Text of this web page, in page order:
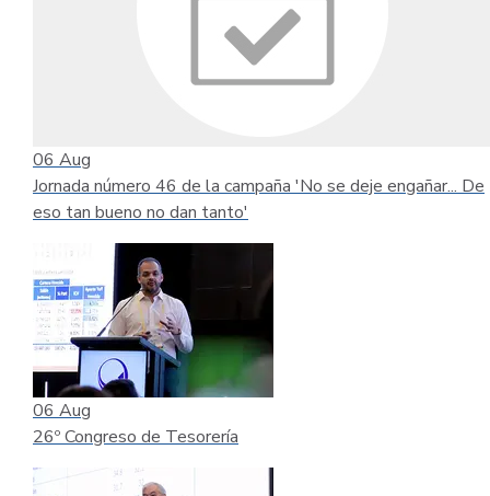
06 Aug
Jornada número 46 de la campaña 'No se deje engañar... De
eso tan bueno no dan tanto'
06 Aug
26º Congreso de Tesorería